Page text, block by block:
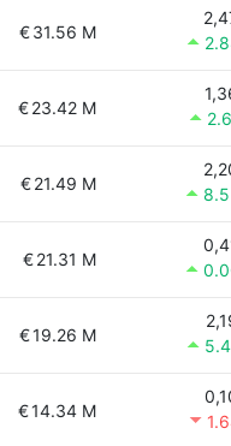
€31.56 M
€23.42 M
€21.49 M
€21.31 M
€19.26 M
€14.34 M